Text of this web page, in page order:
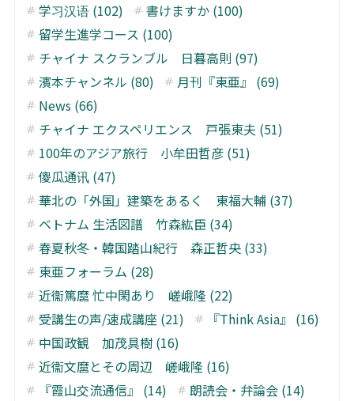
学习汉语 (102)
書けますか (100)
留学生進学コース (100)
チャイナ スクランブル 日暮高則 (97)
濱本チャンネル (80)
月刊『東亜』 (69)
News (66)
チャイナ エクスペリエンス 戸張東夫 (51)
100年のアジア旅行 小牟田哲彦 (51)
傻瓜通讯 (47)
華北の「外国」建築をあるく 東福大輔 (37)
ベトナム 生活図譜 竹森紘臣 (34)
春夏秋冬・韓国踏山紀行 森正哲央 (33)
東亜フォーラム (28)
近衞篤麿 忙中閑あり 嵯峨隆 (22)
受講生の声/速成講座 (21)
『Think Asia』 (16)
中国政観 加茂具樹 (16)
近衞文麿とその周辺 嵯峨隆 (16)
『霞山交流通信』 (14)
朗読会・弁論会 (14)